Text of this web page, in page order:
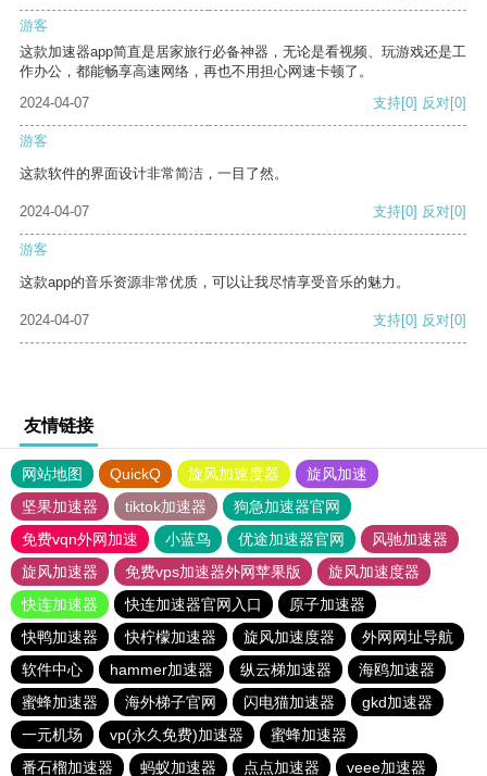
游客
这款加速器app简直是居家旅行必备神器，无论是看视频、玩游戏还是工
作办公，都能畅享高速网络，再也不用担心网速卡顿了。
2024-04-07
支持[0] 反对[0]
游客
这款软件的界面设计非常简洁，一目了然。
2024-04-07 支持[0] 反对[0]
游客
这款app的音乐资源非常优质，可以让我尽情享受音乐的魅力。
2024-04-07 支持[0] 反对[0]
友情链接
网站地图 QuickQ 旋风加速度器
旋风加速
坚果加速器
tiktok加速器
狗急加速器官网
免费vqn外网加速
小蓝鸟 优途加速器官网
风驰加速器
旋风加速器
免费vps加速器外网苹果版
旋风加速度器
快连加速器
快连加速器官网入口
原子加速器
快鸭加速器
快柠檬加速器 旋风加速度器
外网网址导航
软件中心
hammer加速器 纵云梯加速器
海鸥加速器
蜜蜂加速器
海外梯子官网 闪电猫加速器
gkd加速器
一元机场
vp(永久免费)加速器
蜜蜂加速器
番石榴加速器
蚂蚁加速器 点点加速器 veee加速器